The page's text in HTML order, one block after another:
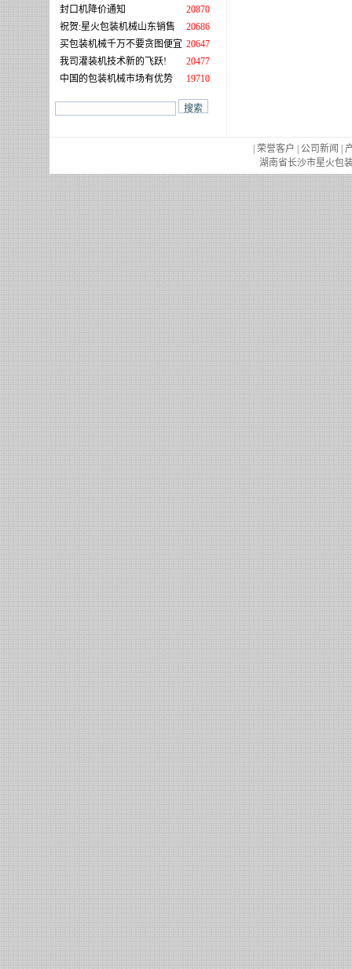
封口机降价通知
20870
祝贺:星火包装机械山东销售
20686
买包装机械千万不要贪图便宜 20647
我司灌装机技术新的飞跃!
20477
中国的包装机械市场有优势
19710
荣誉客户 公司新闻
湖南省长沙市星火包